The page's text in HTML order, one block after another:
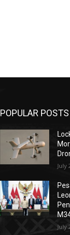
POPULAR POSTS
July
July